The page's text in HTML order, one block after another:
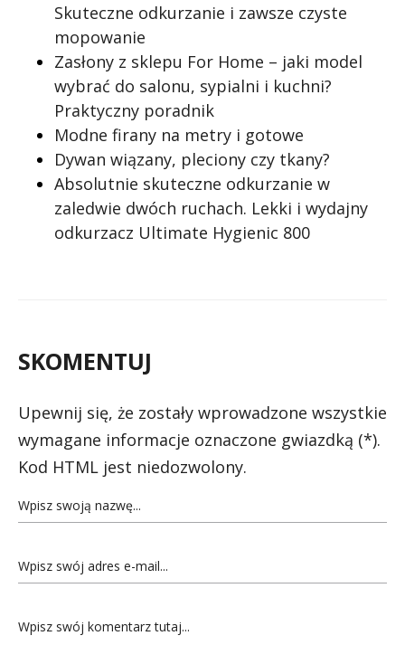
Skuteczne odkurzanie i zawsze czyste
mopowanie
Zasłony z sklepu For Home – jaki model
wybrać do salonu, sypialni i kuchni?
Praktyczny poradnik
Modne firany na metry i gotowe
Dywan wiązany, pleciony czy tkany?
Absolutnie skuteczne odkurzanie w
zaledwie dwóch ruchach. Lekki i wydajny
odkurzacz Ultimate Hygienic 800
SKOMENTUJ
Upewnij się, że zostały wprowadzone wszystkie
wymagane informacje oznaczone gwiazdką (*).
Kod HTML jest niedozwolony.